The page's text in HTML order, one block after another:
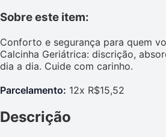
Sobre este item:
Conforto e segurança para quem
Calcinha Geriátrica: discrição,
dia a dia. Cuide com carinho.
Parcelamento: 12x R$15,52
Descrição